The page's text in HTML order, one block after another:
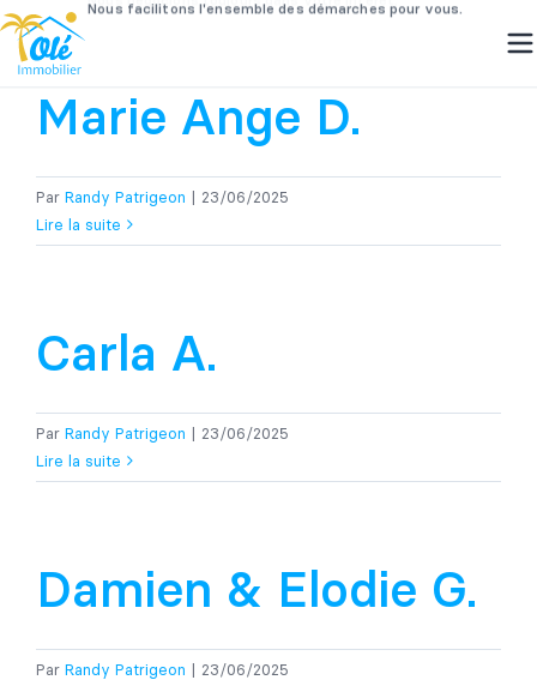
PasserMarie Ange D.
Par Randy Patrigeon | 23/06/2025
Lire la suite
Carla A.
Par Randy Patrigeon | 23/06/2025
Lire la suite
Damien & Elodie G.
Par Randy Patrigeon | 23/06/2025